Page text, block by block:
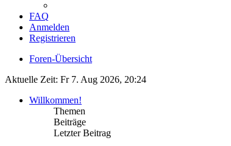
FAQ
Anmelden
Registrieren
Foren-Übersicht
Aktuelle Zeit: Fr 7. Aug 2026, 20:24
Willkommen!
Themen
Beiträge
Letzter Beitrag